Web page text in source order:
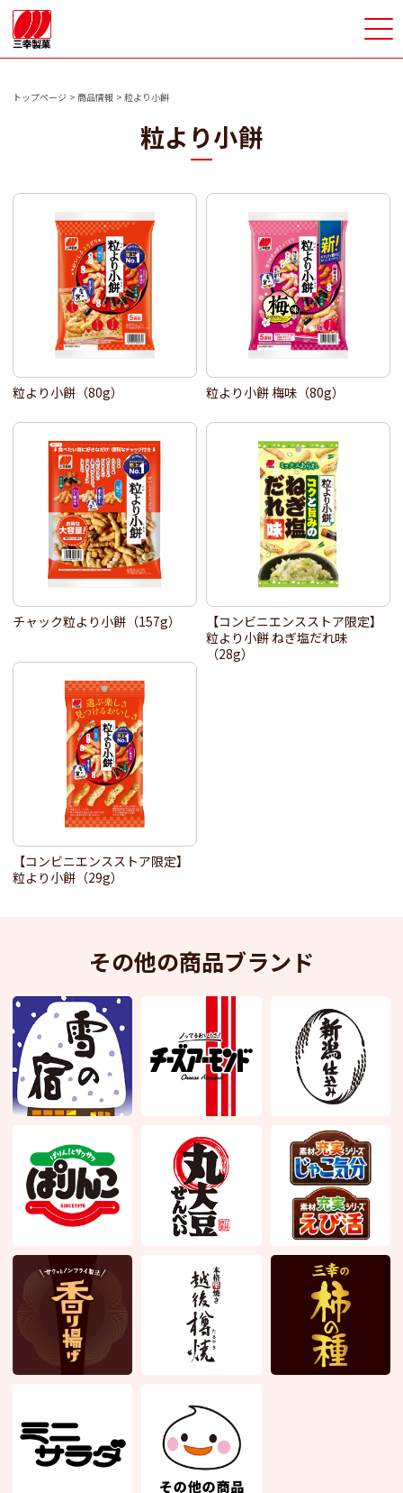
トップページ 商品情報 粒より小餅
粒より小餅
粒より小餅（80g） 粒より小餅 梅味（80g）
チャック粒より小餅（157g）
【コンビニエンスストア限定】
粒より小餅 ねぎ塩だれ味
（28g）
【コンビニエンスストア限定】
粒より小餅（29g）
その他の商品ブランド